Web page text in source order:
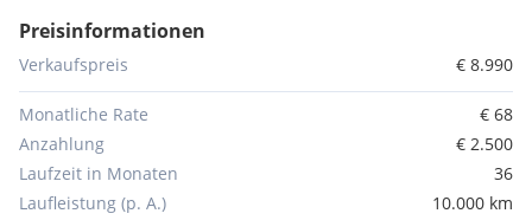
Preisinformationen
Verkaufspreis € 8.990
Monatliche Rate
€ 68
Anzahlung
€ 2.500
Laufzeit in Monaten
36
Laufleistung (p. A.)
10.000 km